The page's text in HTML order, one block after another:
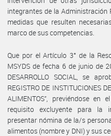
integrantes de la
medidas que resulten
marco de sus competencias.
Que por el Artículo 3° de la
MSYDS de fecha 6 de junio de
DESARROLLO SOCIAL, se
REGISTRO DE INSTITUCIONES
ALIMENTOS”, previéndose
requisito excluyente para la
presentar nómina de la/s
alimentos (nombre y DNI) y sus